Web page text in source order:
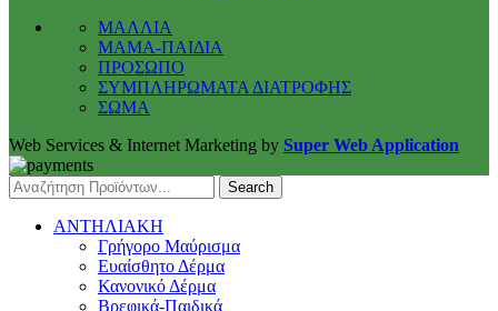
ΜΑΛΛΙΑ
ΜΑΜΑ-ΠΑΙΔΙΑ
ΠΡΟΣΩΠΟ
ΣΥΜΠΛΗΡΩΜΑΤΑ ΔΙΑΤΡΟΦΗΣ
ΣΩΜΑ
Web Services & Internet Marketing by Super Web Application
Search
ΑΝΤΗΛΙΑΚΗ
Γρήγορο Μαύρισμα
Ευαίσθητο Δέρμα
Κανονικό Δέρμα
Βρεφικά-Παιδικά